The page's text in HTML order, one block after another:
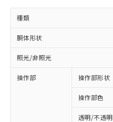
種類
胴体形状
照光/非照光
操作部 操作部形状
操作部色
透明/不透明